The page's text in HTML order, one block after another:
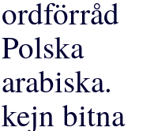
kejn bitna